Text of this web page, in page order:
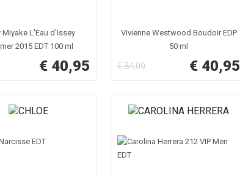
Miyake L'Eau d'Issey
2015 EDT 100 ml
€ 40,95
Vivienne Westwood Boudoir EDP
50 ml
€ 84,00 € 40,95